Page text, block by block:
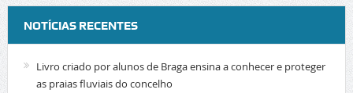
NOTÍCIAS RECENTES
Livro criado por alunos de Braga ensina a conhecer e proteger
as praias fluviais do concelho